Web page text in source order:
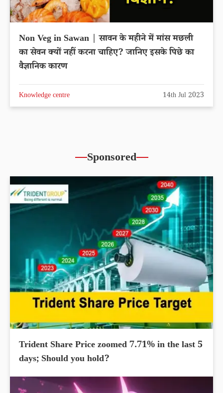
Non Veg in Sawan | सावन के महीने में मांस मछली
का सेवन क्यों नहीं करना चाहिए? जानिए इसके पिछे का
वैज्ञानिक कारण
Knowledge centre 14th Jul 2023
Sponsored
Trident Share Price zoomed 7.71% in the last 5
days; Should you hold?